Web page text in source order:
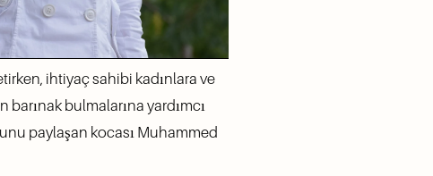
ihtiyaç sahibi kadınlara ve
bulmalarına yardımcı
paylaşan kocası Muhammed